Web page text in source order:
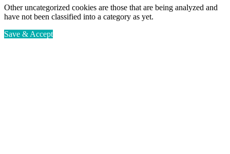
Other uncategorized cookies are those that are being analyzed and
have not been classified into a category as yet.
Save & Accept